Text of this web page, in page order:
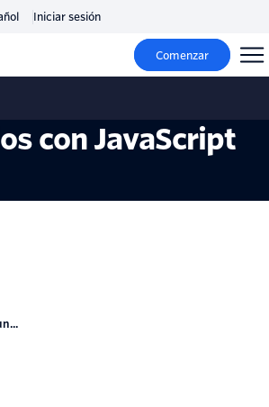
Iniciar sesión
Comenzar
un mensaje
en 30
con JavaScript